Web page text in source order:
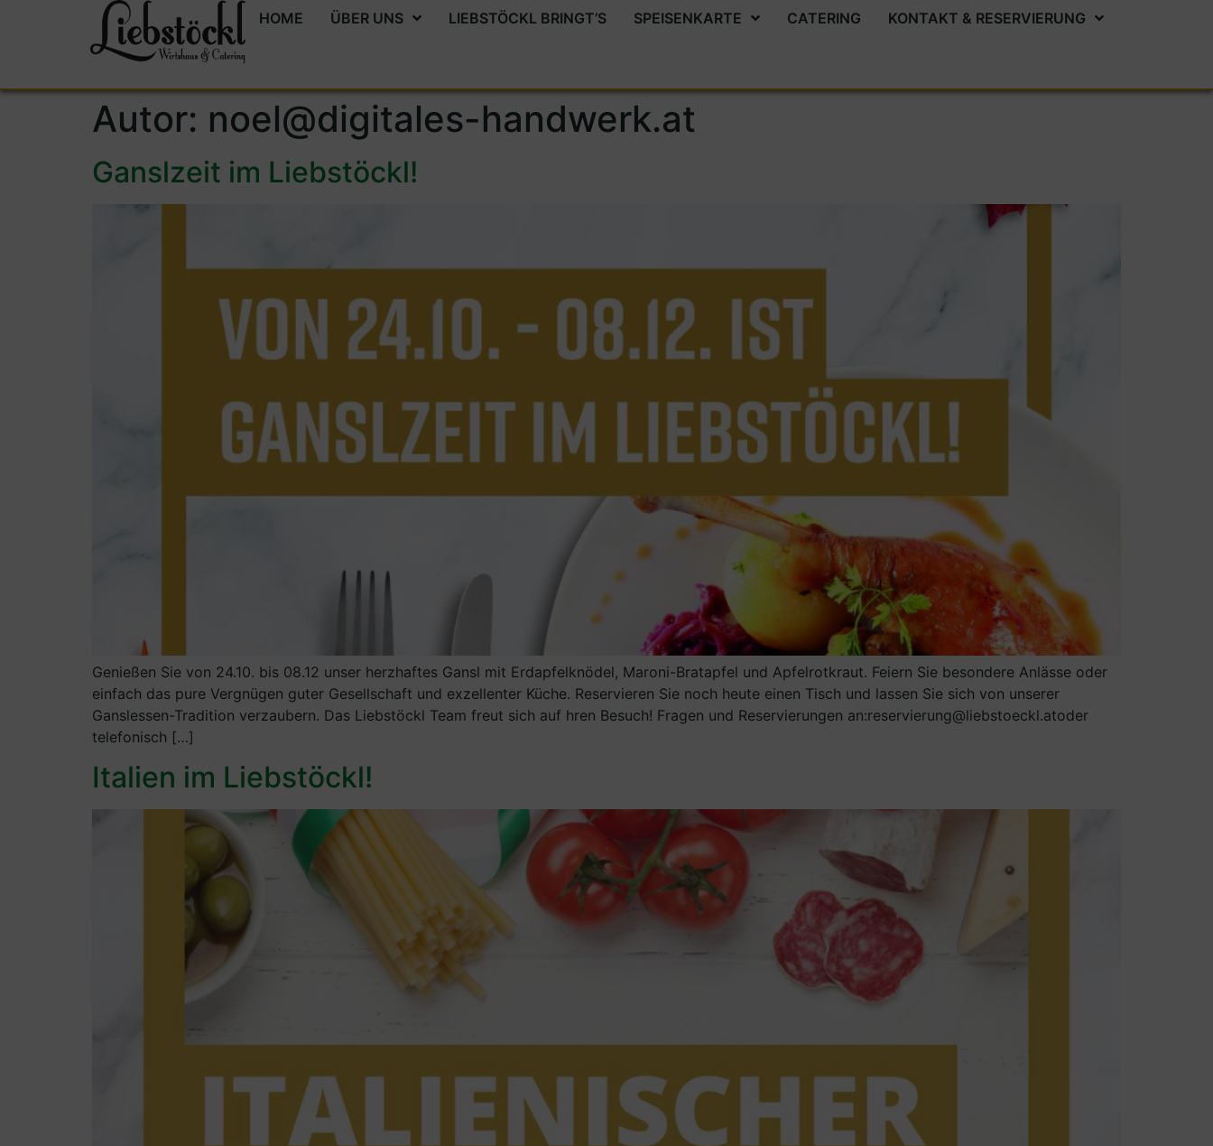
HOME ÜBER UNS LIEBSTÖCKL BRINGT’S SPEISENKARTE CATERING KONTAKT & RESERVIERUNG
Autor: noel@digitales-handwerk.at
Ganslzeit im Liebstöckl!
Genießen Sie von 24.10. bis 08.12 unser herzhaftes Gansl mit Erdapfelknödel, Maroni-Bratapfel und Apfelrotkraut. Feiern Sie besondere Anlässe oder
einfach das pure Vergnügen guter Gesellschaft und exzellenter Küche. Reservieren Sie noch heute einen Tisch und lassen Sie sich von unserer
Ganslessen-Tradition verzaubern. Das Liebstöckl Team freut sich auf hren Besuch! Fragen und Reservierungen an:reservierung@liebstoeckl.atoder
telefonisch […]
Italien im Liebstöckl!